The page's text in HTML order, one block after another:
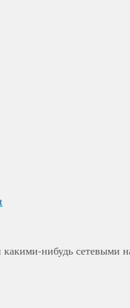
нибудь сетевыми